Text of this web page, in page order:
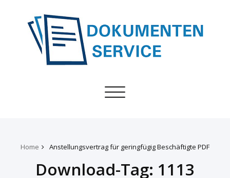
Toggle
Home Anstellungsvertrag für geringfügig Beschäftigte PDF
Download-Tag: 1113